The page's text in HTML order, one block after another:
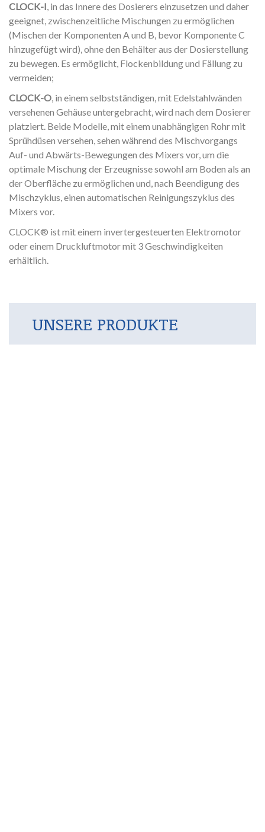
CLOCK-I, in das Innere des Dosierers einzusetzen und daher
geeignet, zwischenzeitliche Mischungen zu ermöglichen
(Mischen der Komponenten A und B, bevor Komponente C
hinzugefügt wird), ohne den Behälter aus der Dosierstellung
zu bewegen. Es ermöglicht, Flockenbildung und Fällung zu
vermeiden;
CLOCK-O, in einem selbstständigen, mit Edelstahlwänden
versehenen Gehäuse untergebracht, wird nach dem Dosierer
platziert. Beide Modelle, mit einem unabhängigen Rohr mit
Sprühdüsen versehen, sehen während des Mischvorgangs
Auf- und Abwärts-Bewegungen des Mixers vor, um die
optimale Mischung der Erzeugnisse sowohl am Boden als an
der Oberfläche zu ermöglichen und, nach Beendigung des
Mischzyklus, einen automatischen Reinigungszyklus des
Mixers vor.
CLOCK® ist mit einem invertergesteuerten Elektromotor
oder einem Druckluftmotor mit 3 Geschwindigkeiten
erhältlich.
UNSERE PRODUKTE